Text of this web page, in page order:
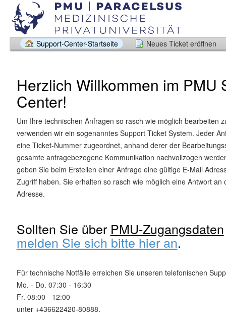
Support-Center-Startseite Neues Ticket eröffnen
Herzlich Willkommen im PMU
Center!
Um Ihre technischen Anfragen so rasch wie möglich bearbeiten
verwenden wir ein sogenanntes Support Ticket System. Jeder
eine Ticket-Nummer zugeordnet, anhand derer der
gesamte anfragebezogene Kommunikation nachvollzogen
geben Sie beim Erstellen einer Anfrage eine gültige E-Mail
Zugriff haben. Sie erhalten so rasch wie möglich eine Antwort an
Adresse.
Sollten Sie über PMU-Zugangsdaten
melden Sie sich bitte hier an.
Für technische Notfälle erreichen Sie unseren telefonischen
Mo. - Do. 07:30 - 16:30
Fr. 08:00 - 12:00
unter +436622420-80888.